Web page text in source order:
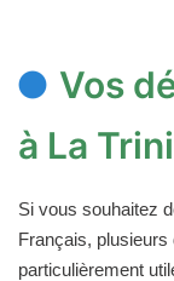
Vos
à La
Si vous souhaitez
Français,
particulièrement